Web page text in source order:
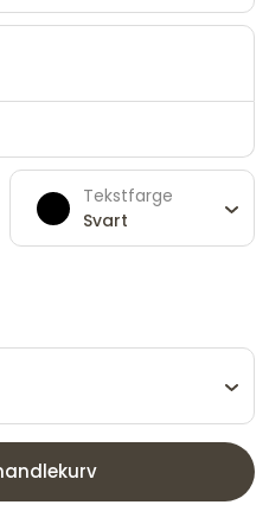
Tekstfarge
Svart